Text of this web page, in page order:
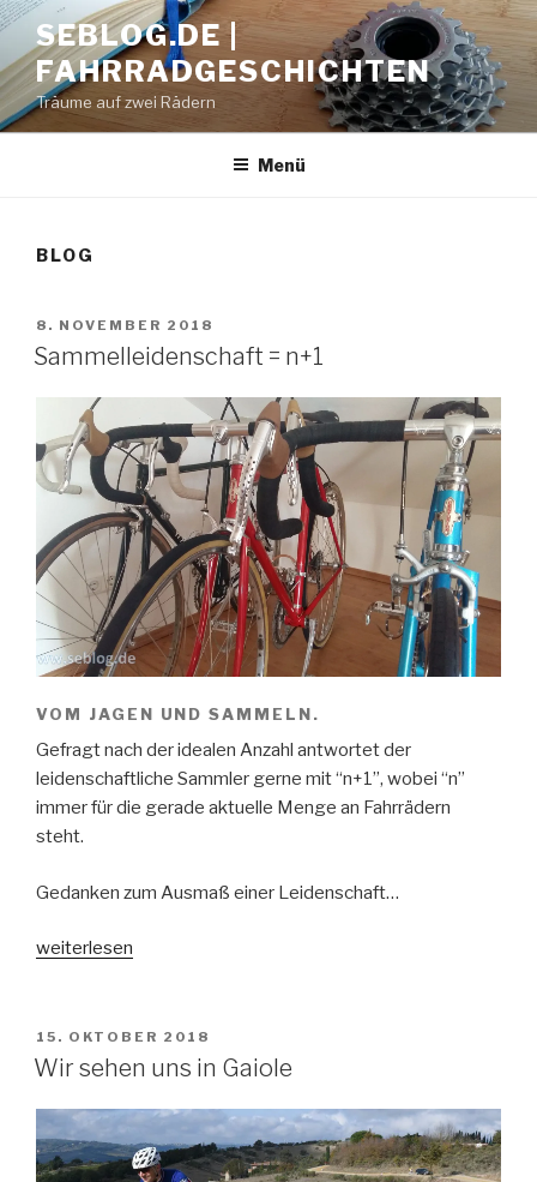
Zum
Inhalt
springen
SEBLOG.DE |
FAHRRADGESCHICHTEN
Träume auf zwei Rädern
Menü
BLOG
VERÖFFENTLICHT
AM
8. NOVEMBER 2018
Sammelleidenschaft = n+1
VOM JAGEN UND SAMMELN.
Gefragt nach der idealen Anzahl antwortet der
leidenschaftliche Sammler gerne mit “n+1”, wobei “n”
immer für die gerade aktuelle Menge an Fahrrädern
steht.
Gedanken zum Ausmaß einer Leidenschaft…
„Sammelleidenschaft
weiterlesen
VERÖFFENTLICHT
AM
15. OKTOBER 2018
Wir sehen uns in Gaiole